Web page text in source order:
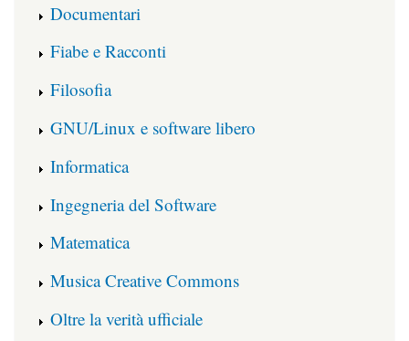
Documentari
Fiabe e Racconti
Filosofia
GNU/Linux e software libero
Informatica
Ingegneria del Software
Matematica
Musica Creative Commons
Oltre la verità ufficiale